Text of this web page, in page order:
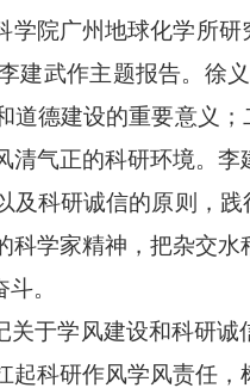
院广州地球化学所研
建武作主题报告。徐
德建设的重要意义
清气正的科研环境。
及科研诚信的原则，
科学家精神，把杂交
。
于学风建设和科研诚
起科研作风学风责任